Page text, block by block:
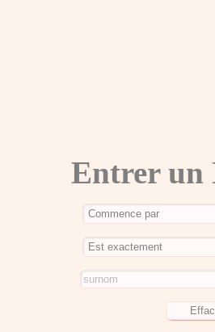
Entrer un